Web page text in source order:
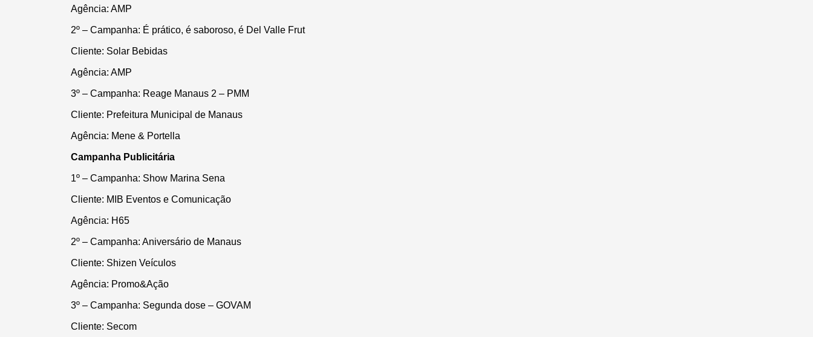
Agência: AMP
2º – Campanha: É prático, é saboroso, é Del Valle Frut
Cliente: Solar Bebidas
Agência: AMP
3º – Campanha: Reage Manaus 2 – PMM
Cliente: Prefeitura Municipal de Manaus
Agência: Mene & Portella
Campanha Publicitária
1º – Campanha: Show Marina Sena
Cliente: MIB Eventos e Comunicação
Agência: H65
2º – Campanha: Aniversário de Manaus
Cliente: Shizen Veículos
Agência: Promo&Ação
3º – Campanha: Segunda dose – GOVAM
Cliente: Secom